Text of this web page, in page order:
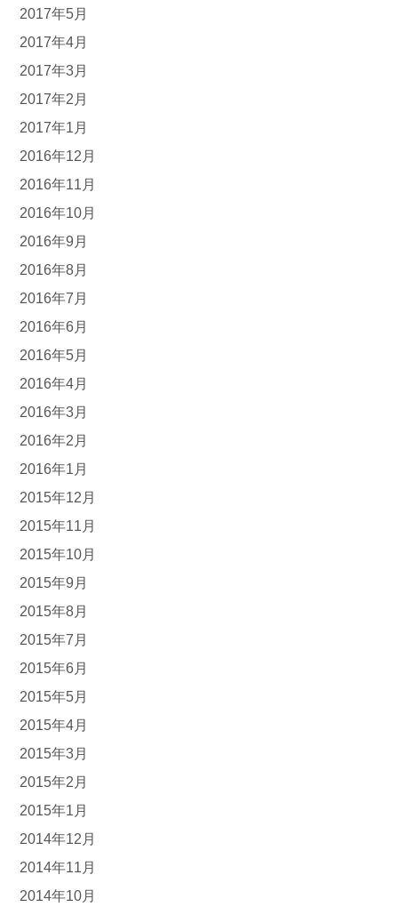
2017年5月
2017年4月
2017年3月
2017年2月
2017年1月
2016年12月
2016年11月
2016年10月
2016年9月
2016年8月
2016年7月
2016年6月
2016年5月
2016年4月
2016年3月
2016年2月
2016年1月
2015年12月
2015年11月
2015年10月
2015年9月
2015年8月
2015年7月
2015年6月
2015年5月
2015年4月
2015年3月
2015年2月
2015年1月
2014年12月
2014年11月
2014年10月